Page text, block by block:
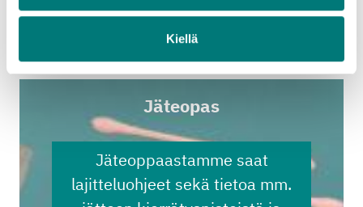
Kiellä
Lue lisää jätteen hyödyntämisestä
Jäteopas
Jäteoppaastamme saat
lajitteluohjeet sekä tietoa mm.